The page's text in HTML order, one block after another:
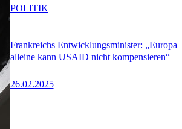
Frankreichs Entwicklungsminister: „Europa
alleine kann USAID nicht kompensieren“
26.02.2025
POLITIK